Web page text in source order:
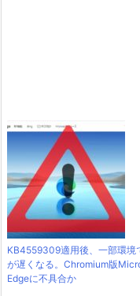
KB4559309適用後、一部環境
が遅くなる。Chromium版
Edgeに不具合か